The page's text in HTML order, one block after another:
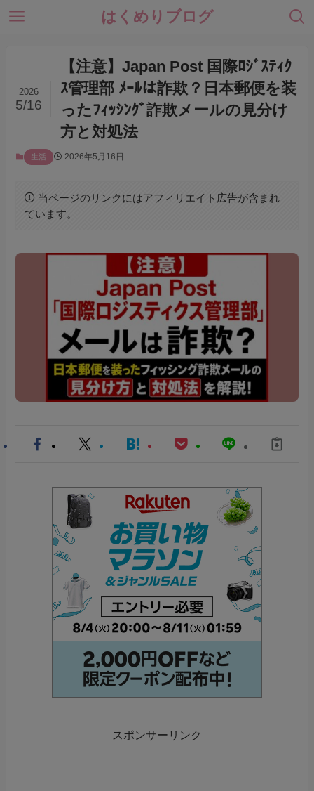
はくめりブログ
【注意】Japan Post 国際ﾛｼﾞｽﾃｨｸ
ｽ管理部 ﾒｰﾙは詐欺？日本郵便を装
ったﾌｨｯｼﾝｸﾞ詐欺メールの見分け
方と対処法
2026
5/16
生活 2026年5月16日
当ページのリンクにはアフィリエイト広告が含まれ
ています。
スポンサーリンク